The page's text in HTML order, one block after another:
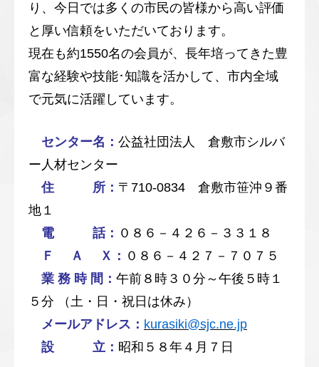
り、今日では多くの市民の皆様から高い評価
と厚い信頼をいただいております。
現在も約1550名の会員が、長年培ってきた豊
富な経験や技能･知識を活かして、市内全域
で元気に活躍しています。
センター名： 公益社団法人 倉敷市シルバ
ー人材センター
住 所： 〒710-0834 倉敷市笹沖９番
地１
電 話： ０８６－４２６－３３１８
Ｆ Ａ Ｘ： ０８６－４２７－７０７５
業 務 時 間： 午前８時３０分～午後５時１
５分 （土・日・祝日は休み）
メールアドレス： kurasiki@sjc.ne.jp
設 立： 昭和５８年４月７日